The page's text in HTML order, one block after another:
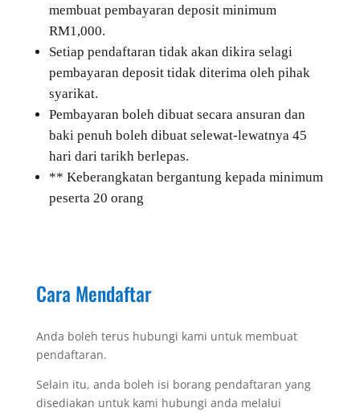
membuat pembayaran deposit minimum
RM1,000.
Setiap pendaftaran tidak akan dikira selagi
pembayaran deposit tidak diterima oleh pihak
syarikat.
Pembayaran boleh dibuat secara ansuran dan
baki penuh boleh dibuat selewat-lewatnya 45
hari dari tarikh berlepas.
** Keberangkatan bergantung kepada minimum
peserta 20 orang
Cara Mendaftar
Anda boleh terus hubungi kami untuk membuat
pendaftaran.
Selain itu, anda boleh isi borang pendaftaran yang
disediakan untuk kami hubungi anda melalui